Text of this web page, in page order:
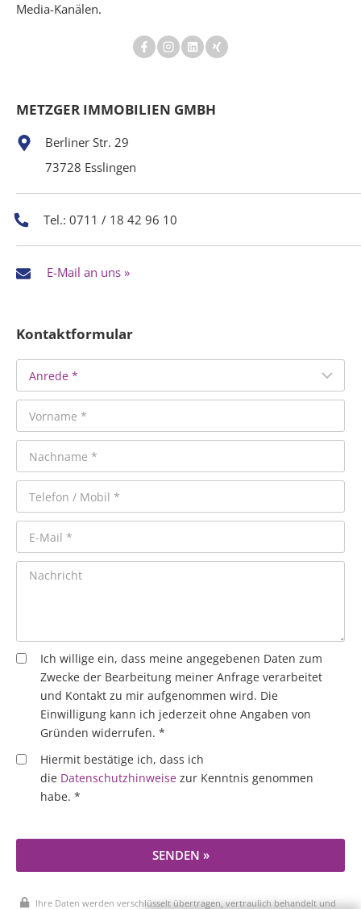
Media-Kanälen.
METZGER IMMOBILIEN GMBH
Berliner Str. 29
73728 Esslingen
Tel.: 0711 / 18 42 96 10
E-Mail an uns »
Kontaktformular
Ich willige ein, dass meine angegebenen Daten zum
Zwecke der Bearbeitung meiner Anfrage verarbeitet
und Kontakt zu mir aufgenommen wird. Die
Einwilligung kann ich jederzeit ohne Angaben von
Gründen widerrufen. *
Hiermit bestätige ich, dass ich
die Datenschutzhinweise zur Kenntnis genommen
habe. *
SENDEN »
Ihre Daten werden verschlüsselt übertragen, vertraulich behandelt und